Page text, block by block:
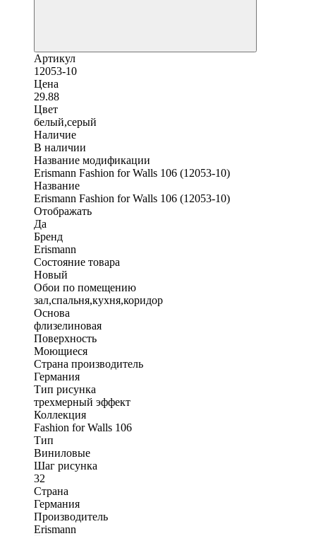
Артикул
12053-10
Цена
29.88
Цвет
белый,серый
Наличие
В наличии
Название модификации
Erismann Fashion for Walls 106 (12053-10)
Название
Erismann Fashion for Walls 106 (12053-10)
Отображать
Да
Бренд
Erismann
Состояние товара
Новый
Обои по помещению
зал,спальня,кухня,коридор
Основа
флизелиновая
Поверхность
Моющиеся
Страна производитель
Германия
Тип рисунка
трехмерный эффект
Коллекция
Fashion for Walls 106
Тип
Виниловые
Шаг рисунка
32
Страна
Германия
Производитель
Erismann